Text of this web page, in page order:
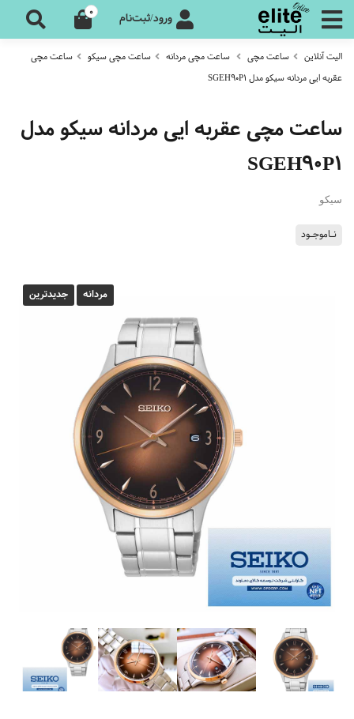
ورود/ثبت‌نام 0
الیت آنلاین ساعت مچی ساعت مچی مردانه ساعت مچی سیکو
ساعت مچی
عقربه ایی مردانه سیکو مدل SGEH90P1
ساعت مچی عقربه ایی مردانه سیکو مدل
SGEH90P1
سیکو
نـاموجـود
مردانه جدیدترین